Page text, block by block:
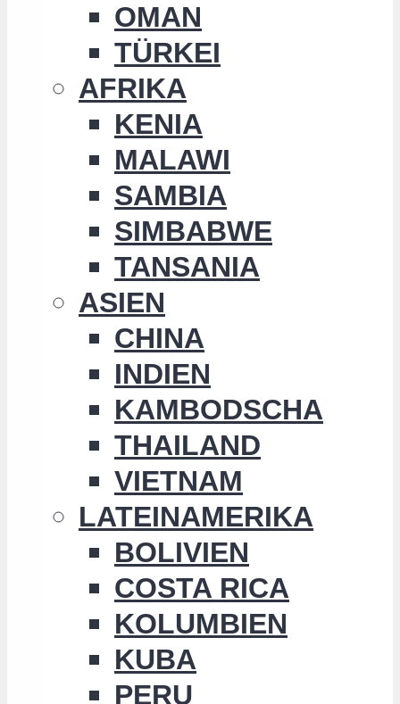
OMAN
TÜRKEI
AFRIKA
KENIA
MALAWI
SAMBIA
SIMBABWE
TANSANIA
ASIEN
CHINA
INDIEN
KAMBODSCHA
THAILAND
VIETNAM
LATEINAMERIKA
BOLIVIEN
COSTA RICA
KOLUMBIEN
KUBA
PERU